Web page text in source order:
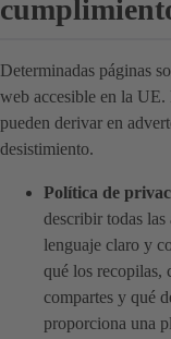
Determinadas páginas
web accesible en la UE.
pueden derivar en
desistimiento.
Política de
describir todas las
lenguaje claro y
qué los recopilas,
compartes y qué
proporciona una